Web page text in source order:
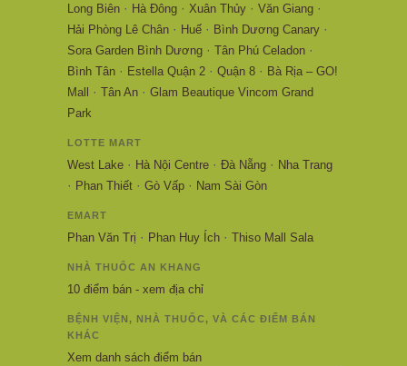
Long Biên · Hà Đông · Xuân Thủy · Văn Giang ·
Hải Phòng Lê Chân · Huế · Bình Dương Canary ·
Sora Garden Bình Dương · Tân Phú Celadon ·
Bình Tân · Estella Quận 2 · Quận 8 · Bà Rịa – GO!
Mall
· Tân An · Glam Beautique Vincom Grand
Park
LOTTE MART
West Lake · Hà Nội Centre · Đà Nẵng · Nha Trang
· Phan Thiết · Gò Vấp · Nam Sài Gòn
EMART
Phan Văn Trị · Phan Huy Ích · Thiso Mall Sala
NHÀ THUỐC AN KHANG
10 điểm bán - xem địa chỉ
BỆNH VIỆN, NHÀ THUỐC, VÀ CÁC ĐIỂM BÁN
KHÁC
Xem danh sách điểm bán